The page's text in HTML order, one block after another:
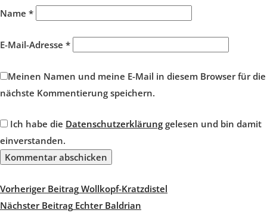
Name *
E-Mail-Adresse *
Meinen Namen und meine E-Mail in diesem Browser für die
nächste Kommentierung speichern.
Ich habe die Datenschutzerklärung gelesen und bin damit
einverstanden.
Beitragsnavigation
Vorheriger
Beitrag
Vorheriger Beitrag Wollkopf-Kratzdistel
Nächster
Nächster Beitrag Echter Baldrian